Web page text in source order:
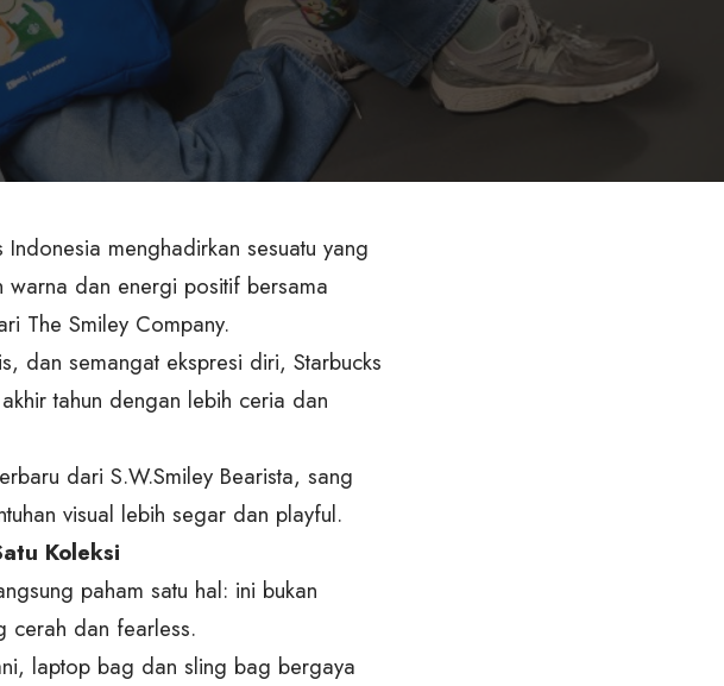
menghadirkan sesuatu yang
dan energi positif bersama
The Smiley Company.
dan semangat ekspresi diri, Starbucks
tahun dengan lebih ceria dan
dari S.W.Smiley Bearista, sang
visual lebih segar dan playful.
Koleksi
paham satu hal: ini bukan
cerah dan fearless.
laptop bag dan sling bag bergaya